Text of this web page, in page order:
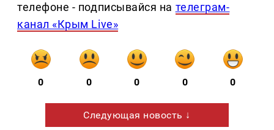
телефоне - подписывайся на телеграм-
канал «Крым Live»
0 0 0 0 0
Следующая новость ↓